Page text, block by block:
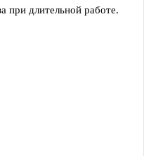
при длительной работе.